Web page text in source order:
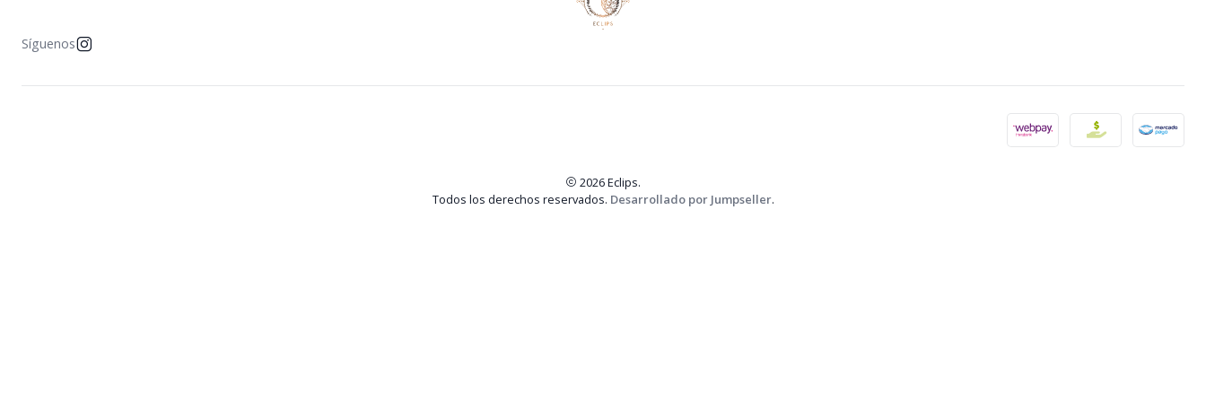
Síguenos
2026 Eclips.
Todos los derechos reservados. Desarrollado por Jumpseller.